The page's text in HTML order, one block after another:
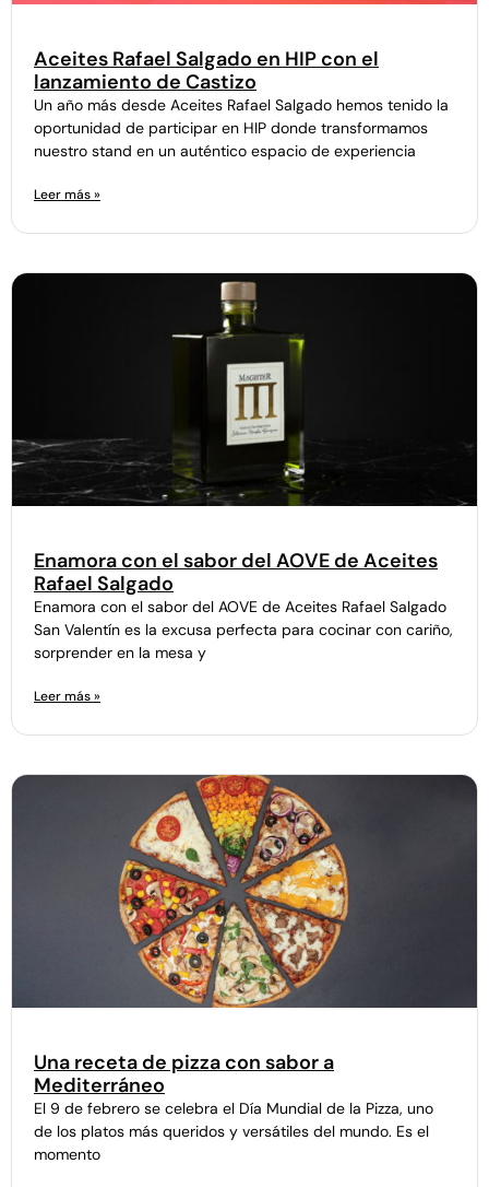
Aceites Rafael Salgado en HIP con el
lanzamiento de Castizo
Un año más desde Aceites Rafael Salgado hemos tenido la
oportunidad de participar en HIP donde transformamos
nuestro stand en un auténtico espacio de experiencia
Leer más »
Enamora con el sabor del AOVE de Aceites
Rafael Salgado
Enamora con el sabor del AOVE de Aceites Rafael Salgado
San Valentín es la excusa perfecta para cocinar con cariño,
sorprender en la mesa y
Leer más »
Una receta de pizza con sabor a
Mediterráneo
El 9 de febrero se celebra el Día Mundial de la Pizza, uno
de los platos más queridos y versátiles del mundo. Es el
momento